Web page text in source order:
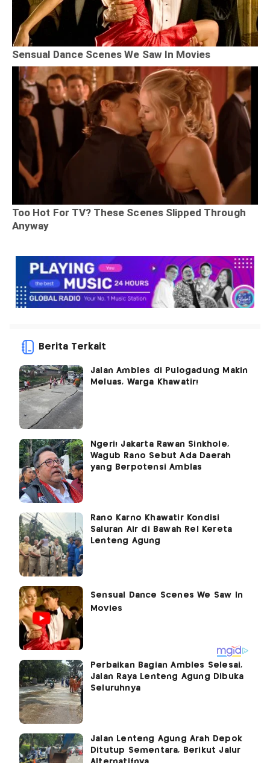
Berita Terkait
Jalan Ambles di Pulogadung Makin
Meluas, Warga Khawatir!
Ngeri! Jakarta Rawan Sinkhole,
Wagub Rano Sebut Ada Daerah
yang Berpotensi Amblas
Rano Karno Khawatir Kondisi
Saluran Air di Bawah Rel Kereta
Lenteng Agung
Perbaikan Bagian Ambles Selesai,
Jalan Raya Lenteng Agung Dibuka
Seluruhnya
Jalan Lenteng Agung Arah Depok
Ditutup Sementara, Berikut Jalur